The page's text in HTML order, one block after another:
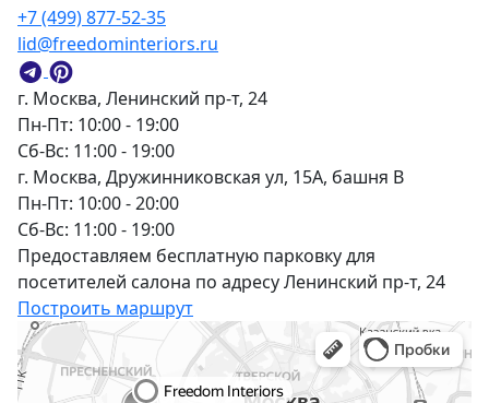
г. Москва, Ленинский пр-т, 24
Пн-Пт: 10:00 - 19:00
Сб-Вс: 11:00 - 19:00
г. Москва, Дружинниковская ул, 15А, башня В
Пн-Пт: 10:00 - 20:00
Сб-Вс: 11:00 - 19:00
Предоставляем бесплатную парковку для
посетителей салона по адресу Ленинский пр-т, 24
Построить маршрут
+7 (499) 877-52-35
lid@freedominteriors.ru